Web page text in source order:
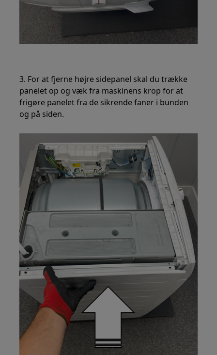
3. For at fjerne højre sidepanel skal du trække
panelet op og væk fra maskinens krop for at
frigøre panelet fra de sikrende faner i bunden
og på siden.